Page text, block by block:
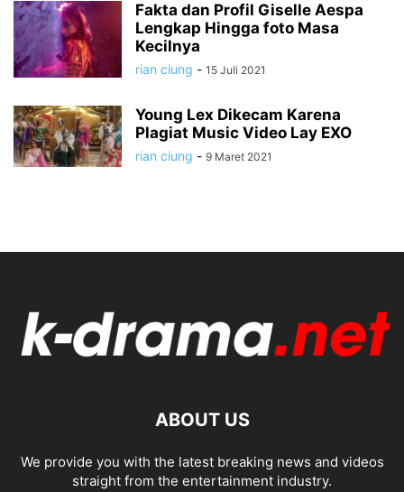
Fakta dan Profil Giselle Aespa
Lengkap Hingga foto Masa
Kecilnya
rian ciung - 15 Juli 2021
Young Lex Dikecam Karena
Plagiat Music Video Lay EXO
rian ciung - 9 Maret 2021
ABOUT US
We provide you with the latest breaking news and videos
straight from the entertainment industry.